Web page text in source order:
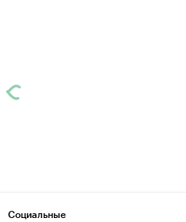
Социальные